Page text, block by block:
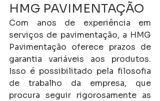
HMG PAVIMENTAÇÃO
Com anos de experiência em
serviços de pavimentação, a HMG
Pavimentação oferece prazos de
garantia variáveis aos produtos.
Isso é possibilitado pela filosofia
de trabalho da empresa, que
procura seguir rigorosamente as